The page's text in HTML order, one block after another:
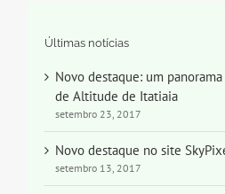
Últimas notícias
Novo destaque: um
de Altitude de Itatiaia
setembro 23, 2017
Novo destaque no site
setembro 13, 2017